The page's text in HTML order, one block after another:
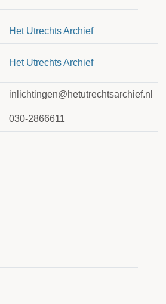
Het Utrechts Archief
Het Utrechts Archief
inlichtingen@hetutrechtsarchief.nl
030-2866611